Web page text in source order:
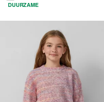
DUURZAME